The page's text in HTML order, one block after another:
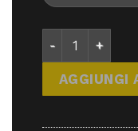
Petzl Pantin -
AGGIUNGI